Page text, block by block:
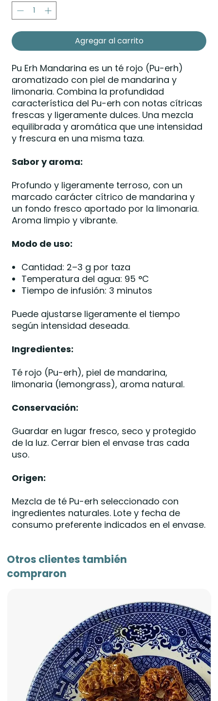
Agregar al carrito
Pu Erh Mandarina es un té rojo (Pu-erh)
aromatizado con piel de mandarina y
limonaria. Combina la profundidad
característica del Pu-erh con notas cítricas
frescas y ligeramente dulces. Una mezcla
equilibrada y aromática que une intensidad
y frescura en una misma taza.
Sabor y aroma:
Profundo y ligeramente terroso, con un
marcado carácter cítrico de mandarina y
un fondo fresco aportado por la limonaria.
Aroma limpio y vibrante.
Modo de uso:
Cantidad: 2–3 g por taza
Temperatura del agua: 95 °C
Tiempo de infusión: 3 minutos
Puede ajustarse ligeramente el tiempo
según intensidad deseada.
Ingredientes:
Té rojo (Pu-erh), piel de mandarina,
limonaria (lemongrass), aroma natural.
Conservación:
Guardar en lugar fresco, seco y protegido
de la luz. Cerrar bien el envase tras cada
uso.
Origen:
Mezcla de té Pu-erh seleccionado con
ingredientes naturales. Lote y fecha de
consumo preferente indicados en el envase.
Otros clientes también
compraron